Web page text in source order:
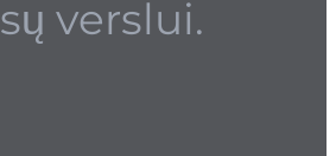
verslui.